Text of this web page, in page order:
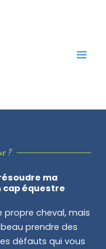
?
ma
cap équestre
propre cheval, mais
prendre des
défauts qui vous